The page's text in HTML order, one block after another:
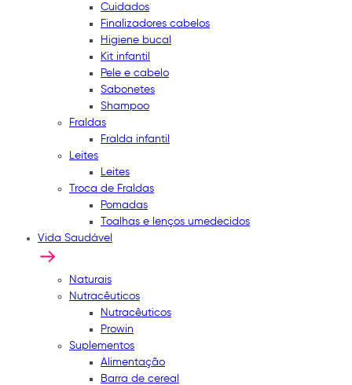
Cuidados
Finalizadores cabelos
Higiene bucal
Kit infantil
Pele e cabelo
Sabonetes
Shampoo
Fraldas
Fralda infantil
Leites
Leites
Troca de Fraldas
Pomadas
Toalhas e lenços umedecidos
Vida Saudável
Naturais
Nutracêuticos
Nutracêuticos
Prowin
Suplementos
Alimentação
Barra de cereal